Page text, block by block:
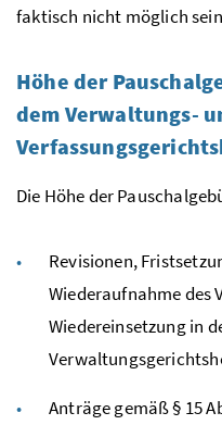
faktisch nicht möglich
Höhe der
dem Verwaltungs-
Die Höhe der
Revisionen,
Wiederaufnahme des
Wiedereinsetzung in
Anträge gemäß § 15